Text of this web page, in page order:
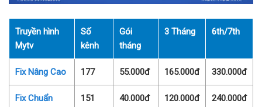
Truyền hình
Mytv
Số
kênh
Gói
tháng
3 Tháng 6th/7th
Fix Nâng Cao 177 55.000đ 165.000đ 330.000đ
Fix Chuẩn 151 40.000đ 120.000đ 240.000đ